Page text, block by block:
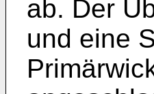
ab. Der
und eine